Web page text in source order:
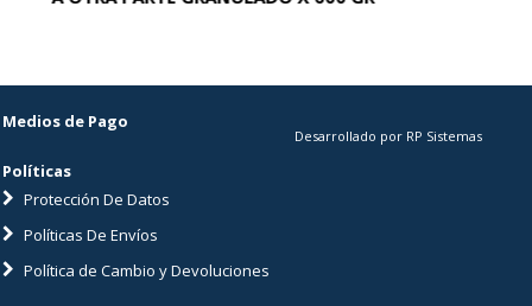
Medios de Pago
Políticas
Protección De Datos
Políticas De Envíos
Política de Cambio y Devoluciones
Desarrollado por RP Sistemas